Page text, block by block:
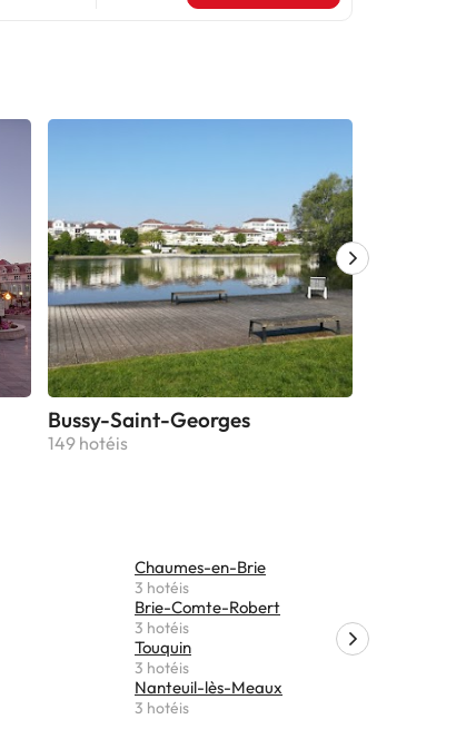
Bussy-Saint-Georges
149 hotéis
Chaumes-en-Brie
3 hotéis
Brie-Comte-Robert
3 hotéis
Touquin
3 hotéis
Nanteuil-lès-Meaux
3 hotéis